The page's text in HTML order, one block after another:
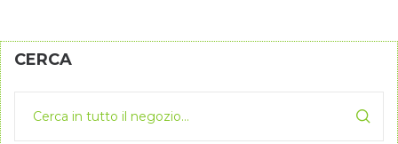
CERCA